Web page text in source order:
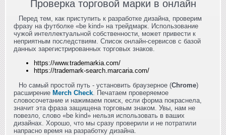
Проверка торговой марки в онлайн
Перед тем, как приступить к разработке дизайна, проверим
фразу на футболке «be kind» на трейдмарк. Использование
чужой интеллектуальной собственности, может привести к
неприятным последствиям. Список онлайн-сервисов с базой
данных зарегистрированных торговых знаков.
https://www.trademarkia.com/
https://trademark-search.marcaria.com/
Но самый простой путь - установить браузерное (Chrome)
расширение Merch Check . Печатаем проверяемое
словосочетание и нажимаем поиск, если форма покраснела,
значит эта фраза защищена торговым знаком. Увы, нам не
повезло, слово «be kind» нельзя использовать в ваших
дизайнах. Хорошо, что мы сразу проверили и не потратили
напрасно время на разработку дизайна.